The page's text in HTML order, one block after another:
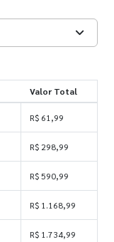
Valor Total
R$ 61,99
R$ 298,99
R$ 590,99
R$ 1.168,99
R$ 1.734,99